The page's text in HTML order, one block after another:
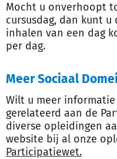
Mocht u onverhoopt
cursusdag, dan kunt
inhalen van een dag
per dag.
Meer Sociaal
Wilt u meer
gerelateerd aan de
diverse opleidingen
website bij al onze
Participatiewet.